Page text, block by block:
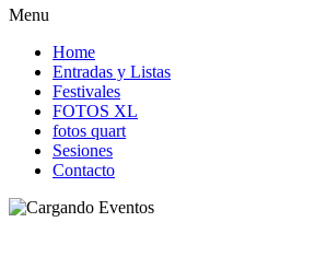
Menu
Home
Entradas y Listas
Festivales
FOTOS XL
fotos quart
Sesiones
Contacto